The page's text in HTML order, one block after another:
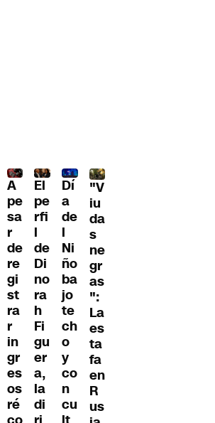
A
pe
sa
r
de
re
gi
st
ra
r
in
gr
es
os
ré
El
pe
rfi
l
de
Di
no
ra
h
Fi
gu
er
a,
la
di
Dí
a
de
l
Ni
ño
ba
jo
te
ch
o
y
co
n
cu
"V
iu
da
s
ne
gr
as
":
La
es
ta
fa
en
R
us